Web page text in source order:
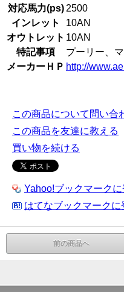
対応馬力(ps) 2500
インレット
10AN
オウトレット 10AN
特記事項
プーリー、
メーカーＨＰ http://
この商品について問い合
この商品を友達に教える
買い物を続ける
Yahoo!ブックマークに
はてなブックマークに
前の商品へ